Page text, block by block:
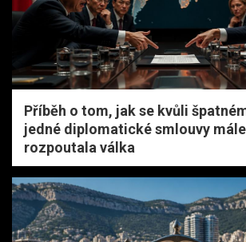
Příběh o tom, jak se kvůli
jedné diplomatické smlouvy
rozpoutala válka